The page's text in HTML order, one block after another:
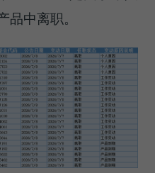
品中离职。